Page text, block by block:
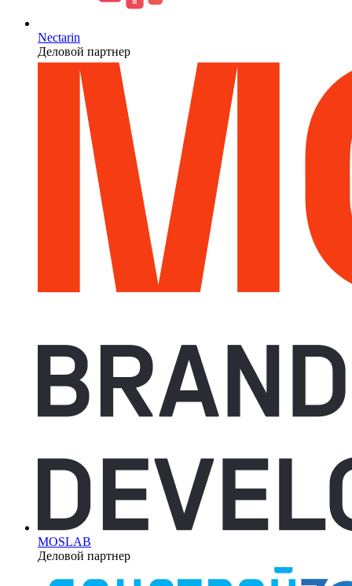
Nectarin
Деловой партнер
MOSLAB
Деловой партнер